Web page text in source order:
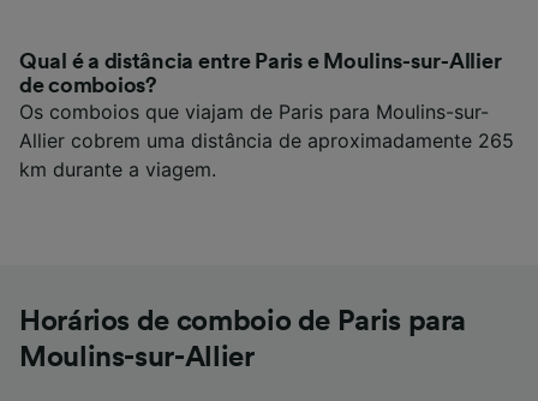
Qual é a distância entre Paris e Moulins-sur-Allier
de comboios?
Os comboios que viajam de Paris para Moulins-sur-
Allier cobrem uma distância de aproximadamente 265
km durante a viagem.
Horários de comboio de Paris para
Moulins-sur-Allier